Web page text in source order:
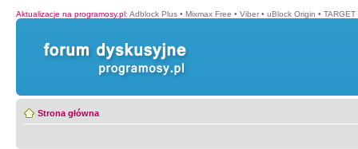
Aktualizacje na programosy.pl: Adblock Plus • Mixmax Free • Viber • uBlock Origin •
Strona główna